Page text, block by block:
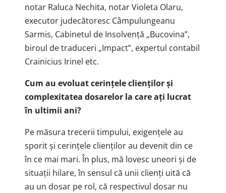
notar Raluca Nechita, notar Violeta Olaru,
executor judecătoresc Câmpulungeanu
Sarmis, Cabinetul de Insolvență „Bucovina”,
biroul de traduceri „Impact”, expertul contabil
Crainicius Irinel etc.
Cum au evoluat cerințele clienților și
complexitatea dosarelor la care ați lucrat
în ultimii ani?
Pe măsura trecerii timpului, exigențele au
sporit și cerințele clienților au devenit din ce
în ce mai mari. În plus, mă lovesc uneori și de
situații hilare, în sensul că unii clienți uită că
au un dosar pe rol, că respectivul dosar nu